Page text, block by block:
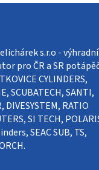
s.r.o - výhradní
pro ČR a SR
CYLINDERS,
SCUBATECH, SANTI,
DIVESYSTEM, RATIO
SI TECH,
SEAC SUB, TS,